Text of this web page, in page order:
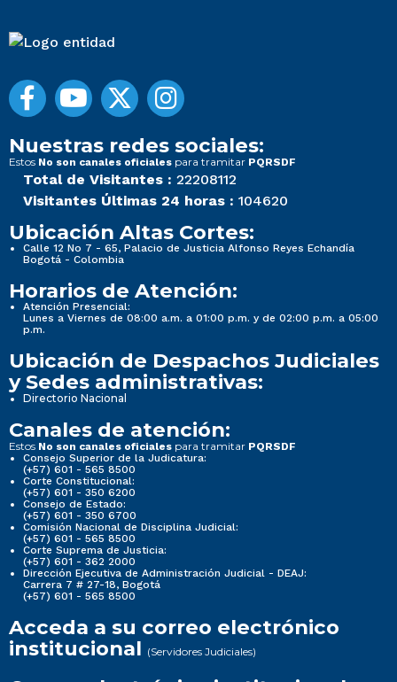
Nuestras redes sociales:
Estos No son canales oficiales para tramitar PQRSDF
Total de Visitantes : 22208112
Visitantes Últimas 24 horas : 104620
Ubicación Altas Cortes:
Calle 12 No 7 - 65, Palacio de Justicia Alfonso Reyes Echandía
Bogotá - Colombia
Horarios de Atención:
Atención Presencial:
Lunes a Viernes de 08:00 a.m. a 01:00 p.m. y de 02:00 p.m. a 05:00
p.m.
Ubicación de Despachos Judiciales
y Sedes administrativas:
Directorio Nacional
Canales de atención:
Estos No son canales oficiales para tramitar PQRSDF
Consejo Superior de la Judicatura:
(+57) 601 - 565 8500
Corte Constitucional:
(+57) 601 - 350 6200
Consejo de Estado:
(+57) 601 - 350 6700
Comisión Nacional de Disciplina Judicial:
(+57) 601 - 565 8500
Corte Suprema de Justicia:
(+57) 601 - 362 2000
Dirección Ejecutiva de Administración Judicial - DEAJ:
Carrera 7 # 27-18, Bogotá
(+57) 601 - 565 8500
Acceda a su correo electrónico
institucional (Servidores Judiciales)